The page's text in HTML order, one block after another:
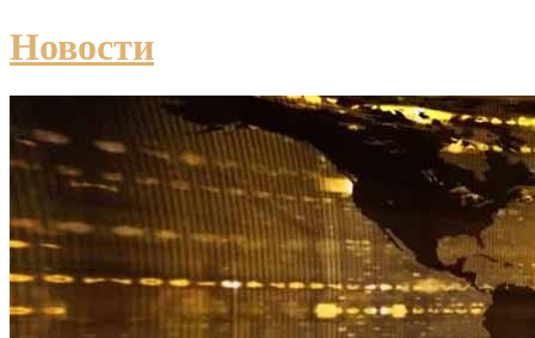
Новости